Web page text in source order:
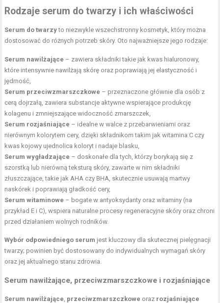
Rodzaje serum do twarzy i ich właściwości
Serum do twarzyto niezwykle wszechstronny kosmetyk, który można
dostosować do różnych potrzeb skóry. Oto najważniejsze jego rodzaje:
Serum nawilżające – zawiera składniki takie jak kwas hialuronowy,
które intensywnie nawilżają skórę oraz poprawiają jej elastyczność i
jędrność,
Serum przeciwzmarszczkowe – przeznaczone głównie dla osób z
cerą dojrzałą, zawiera substancje aktywne wspierające produkcję
kolagenu i zmniejszające widoczność zmarszczek,
Serum rozjaśniające – idealne w walce z przebarwieniami oraz
nierównym kolorytem cery, dzięki składnikom takim jak witamina C czy
kwas kojowy ujednolica koloryt i nadaje blasku,
Serum wygładzające – doskonałe dla tych, którzy borykają się z
szorstką lub nierówną teksturą skóry, zawarte w nim składniki
złuszczające, takie jak AHA czy BHA, skutecznie usuwają martwy
naskórek i poprawiają gładkość cery,
Serum witaminowe – bogate w antyoksydanty oraz witaminy (na
przykład E i C), wspiera naturalne procesy regeneracyjne skóry oraz chroni
przed działaniem wolnych rodników.
Wybór odpowiedniego serum jest kluczowy dla skutecznej pielęgnacji
twarzy; powinien być dostosowany do indywidualnych wymagań skóry
oraz jej aktualnego stanu zdrowia.
Serum nawilżające, przeciwzmarszczkowe i rozjaśniające
Serum nawilżające przeciwzmarszczkowe oraz rozjaśniające